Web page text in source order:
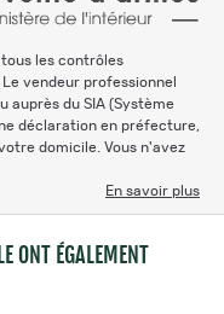
les contrôles
vendeur professionnel
auprès du SIA (Système
déclaration en préfecture,
domicile. Vous n'avez
En savoir plus
ONT ÉGALEMENT